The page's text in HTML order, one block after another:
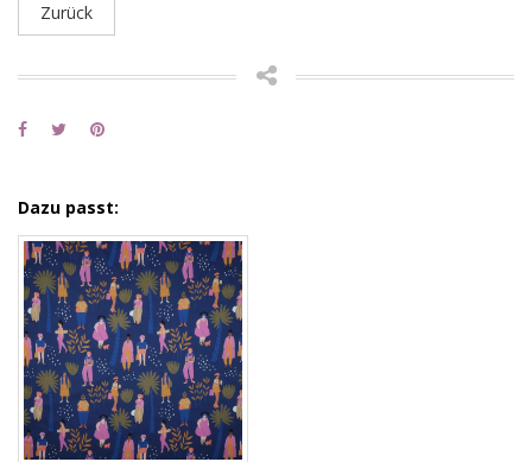
Zurück
Dazu passt: